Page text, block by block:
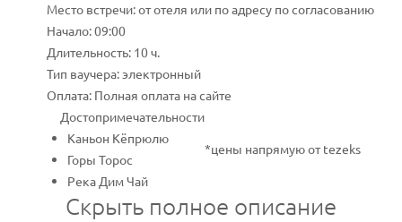
Место встречи: от отеля или по адресу по согласованию
Начало: 09:00
Длительность: 10 ч.
Тип ваучера: электронный
Оплата: Полная оплата на сайте
Достопримечательности
Каньон Кёпрюлю
Горы Торос
Река Дим Чай
*цены напрямую от tezeks
Скрыть полное описание